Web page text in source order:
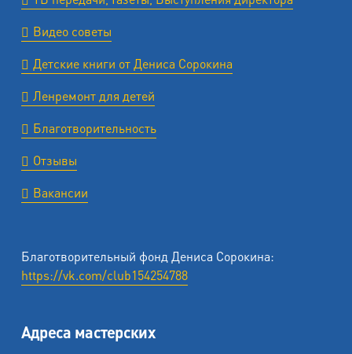
Видео советы
Детские книги от Дениса Сорокина
Ленремонт для детей
Благотворительность
Отзывы
Вакансии
Благотворительный фонд Дениса Сорокина:
https://vk.com/club154254788
Адреса мастерских